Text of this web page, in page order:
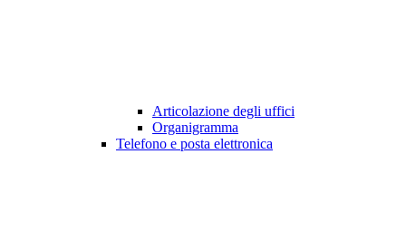
Articolazione degli uffici
Organigramma
Telefono e posta elettronica